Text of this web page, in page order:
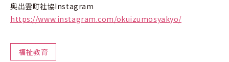
奥出雲町社協Instagram
https://www.instagram.com/okuizumosyakyo/
福祉教育